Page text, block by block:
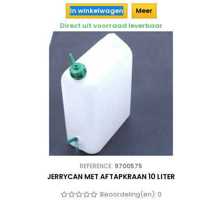
In winkelwagen
Meer
Direct uit voorraad leverbaar
REFERENCE: 9700575
JERRYCAN MET AFTAPKRAAN 10 LITER
Beoordeling(en): 0